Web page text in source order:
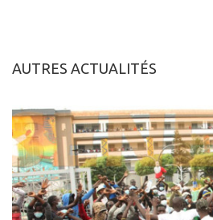
AUTRES ACTUALITÉS